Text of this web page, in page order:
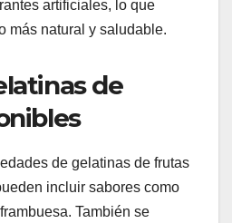
artificiales, lo que
más natural y saludable.
de
de gelatinas de frutas
incluir sabores como
También se